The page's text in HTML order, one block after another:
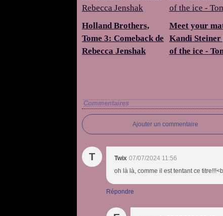
Holland Brothers,
Tome 3: Comeback de
Rebecca Jenshak
Meet your
Kandi
of the ice -
Commentaires
Ajouter un commentaire
T Twix 07/07/2024 11:56
oh là là, comme il est tentant ce
Répondre